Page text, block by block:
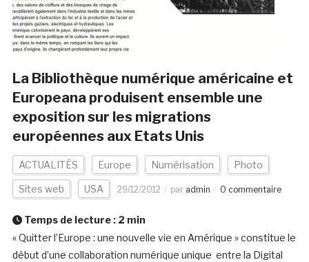
La Bibliothèque numérique américaine et
Europeana produisent ensemble une
exposition sur les migrations
européennes aux Etats Unis
ACTUALITÉS Europe Numérisation Photo
Sites web USA 29/12/2012 par admin 0 commentaire
Temps de lecture : 2 min
« Quitter l’Europe : une nouvelle vie en Amérique » constitue le
début d’une collaboration numérique unique entre la Digital